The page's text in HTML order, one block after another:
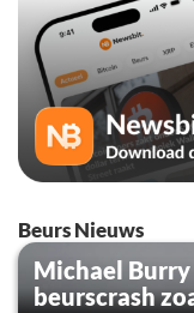
Beurs Nieuws
Michael
beurscrash